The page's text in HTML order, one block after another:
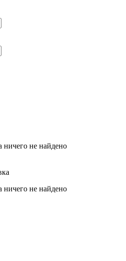
ничего не найдено
ничего не найдено